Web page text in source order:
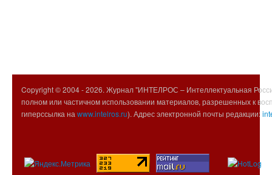
Copyright © 2004 -2026. Журнал "ИНТЕЛРОС – Интеллектуальная
полном или частичном использовании материалов, разрешенных к
гиперссылка на www.intelros.ru). Адрес электронной почты редакции: